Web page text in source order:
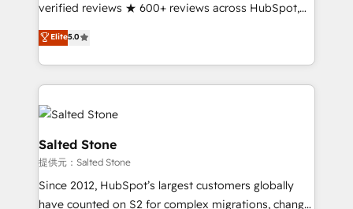
verified reviews ★ 600+ reviews across HubSpot,
G2 & Clutch ★ 150+ in-house HubSpot-certified
experts ★ 1,500+ implementations across 25+
countries ★ AI-first, RevOps-led, onboarding-
obsessed INSIDEA helps growing companies turn
HubSpot into a revenue engine. We onboard your
team, migrate your data, and build AI-powered
workflows that drive adoption from week one, in
your time zone. What we do: ➤ Onboarding: Live in
weeks, with workflows built around your business,
not a template. ➤ Migration: Move from any legacy
Elite5.0
Salted Stone
提供元：Salted Stone
Since 2012, HubSpot’s largest customers globally
have counted on S2 for complex migrations, change